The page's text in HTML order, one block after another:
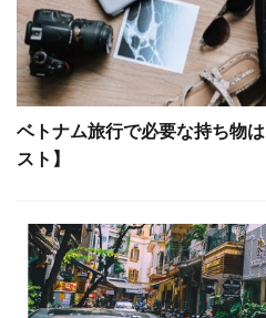
ベトナム旅行で必要な持ち物
スト】